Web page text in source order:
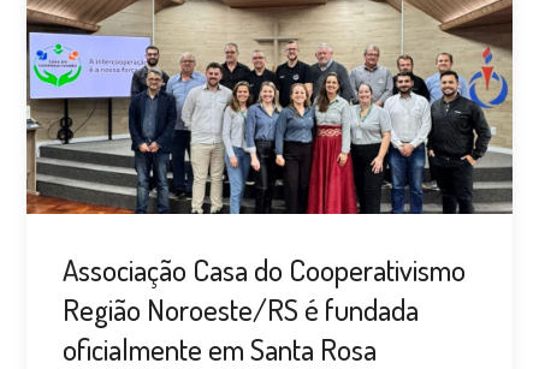
Associação Casa do Cooperativismo
Região Noroeste/RS é fundada
oficialmente em Santa Rosa